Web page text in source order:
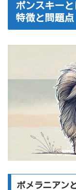
ポンスキー
特徴と問題点
ポメラニアン